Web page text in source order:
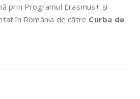
prin Programul Erasmus+ și
în România de către Curba de